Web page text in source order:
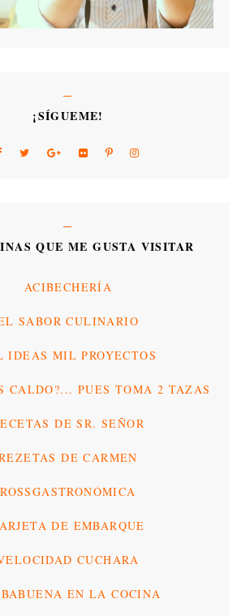
¡SÍGUEME!
QUE ME GUSTA VISITAR
ACIBECHERÍA
SABOR CULINARIO
IDEAS MIL PROYECTOS
CALDO?... PUES TOMA 2 TAZAS
DE SR. SEÑOR
DE CARMEN
ROSSGASTRONÓMICA
DE EMBARQUE
CUCHARA
EN LA COCINA